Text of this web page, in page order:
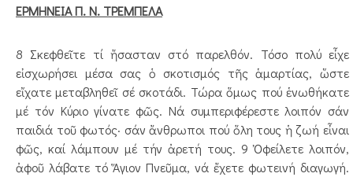
ΕΡΜΗΝΕΙΑ Π. Ν. ΤΡΕΜΠΕΛΑ
8 Σκεφθεῖτε τί ἤσασταν στό παρελθόν. Τόσο πολύ εἶχε
εἰσχωρήσει μέσα σας ὁ σκοτισμός τῆς ἁμαρτίας, ὥστε
εἴχατε μεταβληθεῖ σέ σκοτάδι. Τώρα ὅμως πού ἑνωθήκατε
μέ τόν Κύριο γίνατε φῶς. Νά συμπεριφέρεστε λοιπόν σάν
παιδιά τοῦ φωτός· σάν ἄνθρωποι πού ὅλη τους ἡ ζωή εἶναι
φῶς, καί λάμπουν μέ τήν ἀρετή τους. 9 Ὀφείλετε λοιπόν,
ἀφοῦ λάβατε τό Ἅγιον Πνεῦμα, νά ἔχετε φωτεινή διαγωγή.